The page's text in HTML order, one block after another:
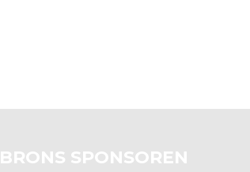
BRONS SPONSOREN